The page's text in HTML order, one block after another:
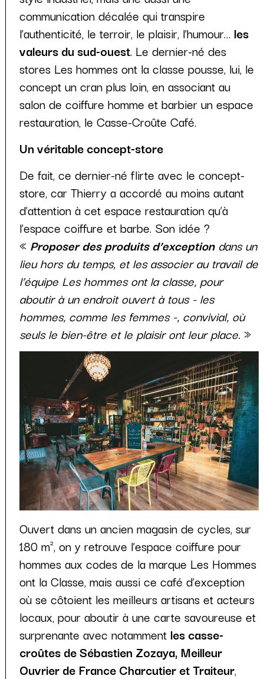
communication décalée qui transpire
l’authenticité, le terroir, le plaisir, l’humour… les
valeurs du sud-ouest. Le dernier-né des
stores Les hommes ont la classe pousse, lui, le
concept un cran plus loin, en associant au
salon de coiffure homme et barbier un espace
restauration, le Casse-Croûte Café.
Un véritable concept-store
De fait, ce dernier-né flirte avec le concept-
store, car Thierry a accordé au moins autant
d’attention à cet espace restauration qu’à
l’espace coiffure et barbe. Son idée ?
« Proposer des produits d’exceptiondans un
lieu hors du temps, et les associer au travail de
l’équipe Les hommes ont la classe, pour
aboutir à un endroit ouvert à tous - les
hommes, comme les femmes -, convivial, où
seuls le bien-être et le plaisir ont leur place. »
Ouvert dans un ancien magasin de cycles, sur
180 m², on y retrouve l’espace coiffure pour
hommes aux codes de la marque Les Hommes
ont la Classe, mais aussi ce café d’exception
où se côtoient les meilleurs artisans et acteurs
locaux, pour aboutir à une carte savoureuse et
surprenante avec notamment les casse-
croûtes de Sébastien Zozaya, Meilleur
Ouvrier de France Charcutier et Traiteur,